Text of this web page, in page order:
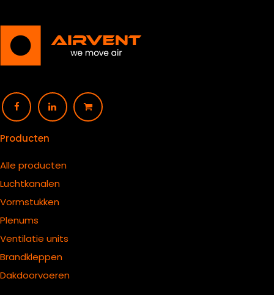
Producten
Alle producten
Luchtkanalen
Vormstukken
Plenums
Ventilatie units
Brandkleppen
Dakdoorvoeren